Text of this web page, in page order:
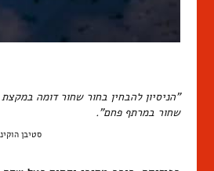
"הניסיון להבחין בחור שחור דומה במקצת
שחור במרתף פחם".
סטיבן